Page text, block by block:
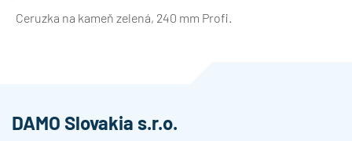
Ceruzka na kameň zelená, 240 mm Profi.
DAMO Slovakia s.r.o.